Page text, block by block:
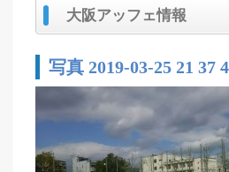
大阪アッフェ情報
写真 2019-03-25 21 37